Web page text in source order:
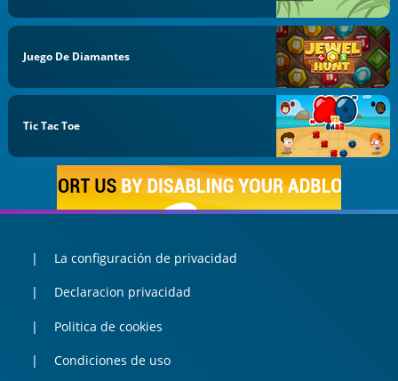
Juego De Diamantes
Tic Tac Toe
La configuración de privacidad
Declaracion privacidad
Politica de cookies
Condiciones de uso